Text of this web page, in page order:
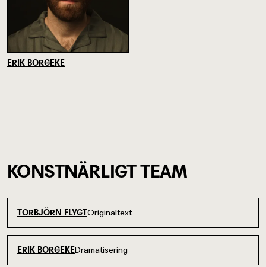
ERIK BORGEKE
KONSTNÄRLIGT TEAM
TORBJÖRN FLYGTOriginaltext
ERIK BORGEKEDramatisering